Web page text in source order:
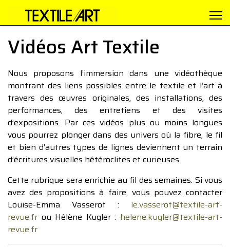
Vidéos Art Textile
Nous proposons l’immersion dans une vidéothèque
montrant des liens possibles entre le textile et l’art à
travers des œuvres originales, des installations, des
performances, des entretiens et des visites
d’expositions. Par ces vidéos plus ou moins longues
vous pourrez plonger dans des univers où la fibre, le fil
et bien d’autres types de lignes deviennent un terrain
d’écritures visuelles hétéroclites et curieuses.
Cette rubrique sera enrichie au fil des semaines. Si vous
avez des propositions à faire, vous pouvez contacter
Louise-Emma Vasserot : le.vasserot@textile-art-
revue.fr ou Hélène Kugler : helene.kugler@textile-art-
revue.fr